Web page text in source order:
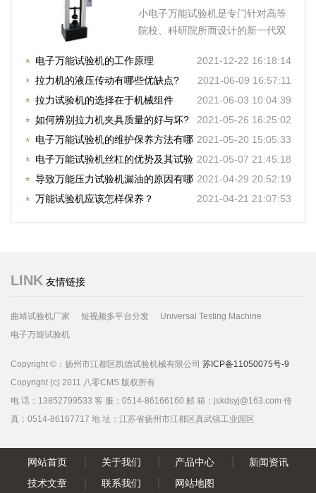
号?购买时注意哪些事项?
小电子万能试验机是专门针对高等
院校、科研院所而设计的新一代双
2021-12-22 16:18:14
电子万能试验机的工作原理
2021-06-09 16:57:11
拉力机的液压传动有哪些优缺点?
2021-06-03 10:04:39
拉力试验机的选择在于机械组件
2021-05-26 16:25:02
如何辨别拉力机夹具质量的好与坏?
2021-05-20 15:05:33
电子万能试验机的维护保养方法有哪
些?
2021-05-07 21:45:18
电子万能试验机丝杠的优势及其试验
过程的注意事项
2021-04-29 20:52:19
导致万能压力试验机漏油的原因有哪
些
2021-04-21 21:07:53
万能试验机应该怎样保养？
LINK 友情链接
曲靖试验机厂家 短视频多平台分发
Universal Testing Machine
电子万能试验机
Copyright ©：扬州市江都区凯德试验机械有限公司 苏ICP备11050075号-9
Copyright (c) 2011 八零CMS 版权所有
电 话：13852799533 客 服：0514-86166160 邮 箱：jskdsyj@163.com 传
真：0514-86167717 地 址：江苏省扬州市江都区真武镇工业园区
网站首页 关于我们 产品中心
新闻资讯
技术文章
联系我们 网站地图